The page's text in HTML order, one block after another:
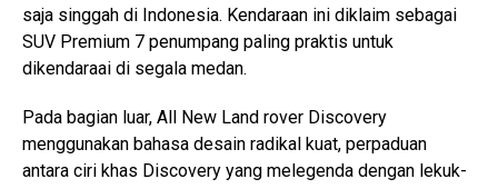
saja singgah di Indonesia. Kendaraan ini diklaim sebagai
SUV Premium 7 penumpang paling praktis untuk
dikendaraai di segala medan.
Pada bagian luar, All New Land rover Discovery
menggunakan bahasa desain radikal kuat, perpaduan
antara ciri khas Discovery yang melegenda dengan lekuk-